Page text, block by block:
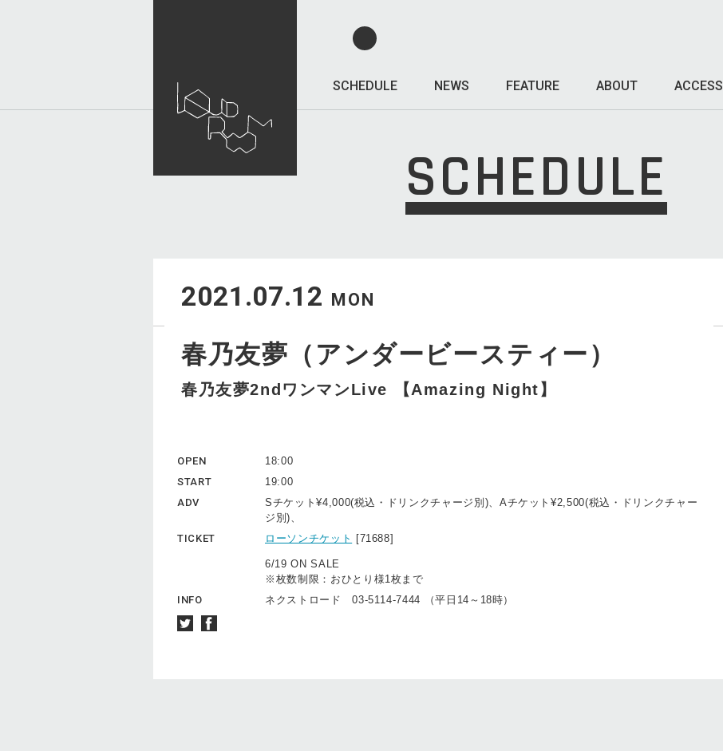
SCHEDULE NEWS FEATURE ABOUT ACCESS
SCHEDULE
2021.07.12 MON
春乃友夢（アンダービースティー）
春乃友夢2ndワンマンLive 【Amazing Night】
OPEN
18:00
START
19:00
ADV
Sチケット¥4,000(税込・ドリンクチャージ別)、Aチケット¥2,500(税込・ドリンクチャー
ジ別)、
TICKET
ローソンチケット [71688]
6/19 ON SALE
※枚数制限：おひとり様1枚まで
INFO
ネクストロード 03-5114-7444 （平日14～18時）